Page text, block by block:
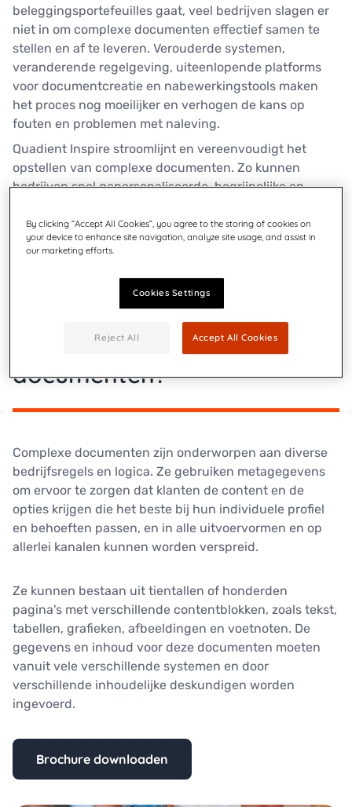
beleggingsportefeuilles gaat, veel bedrijven slagen er
niet in om complexe documenten effectief samen te
stellen en af te leveren. Verouderde systemen,
veranderende regelgeving, uiteenlopende platforms
voor documentcreatie en nabewerkingstools maken
het proces nog moeilijker en verhogen de kans op
fouten en problemen met naleving.
Quadient Inspire stroomlijnt en vereenvoudigt het
opstellen van complexe documenten. Zo kunnen
bedrijven snel gepersonaliseerde, begrijpelijke en
alle kanalen leveren.
Wat zijn complexe
documenten?
Complexe documenten zijn onderworpen aan diverse
bedrijfsregels en logica. Ze gebruiken metagegevens
om ervoor te zorgen dat klanten de content en de
opties krijgen die het beste bij hun individuele profiel
en behoeften passen, en in alle uitvoervormen en op
allerlei kanalen kunnen worden verspreid.
Ze kunnen bestaan uit tientallen of honderden
pagina's met verschillende contentblokken, zoals tekst,
tabellen, grafieken, afbeeldingen en voetnoten. De
gegevens en inhoud voor deze documenten moeten
vanuit vele verschillende systemen en door
verschillende inhoudelijke deskundigen worden
ingevoerd.
Brochure downloaden
By clicking “Accept All Cookies”, you agree to the storing of cookies on
your device to enhance site navigation, analyze site usage, and assist in
our marketing efforts.
Cookies Settings
Reject All Accept All Cookies